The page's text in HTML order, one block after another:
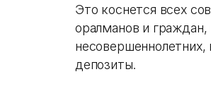
Это коснется всех
оралманов и
депозиты.